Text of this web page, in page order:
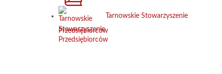
Tarnowskie Stowarzyszenie
Przedsiębiorców